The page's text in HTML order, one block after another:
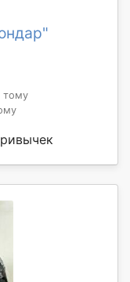
тому